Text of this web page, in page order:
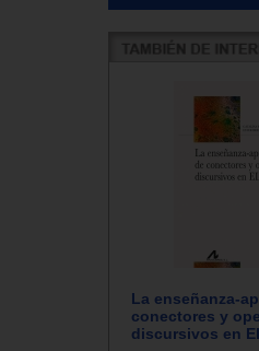
La enseñanza-
conectores y
discursivos en